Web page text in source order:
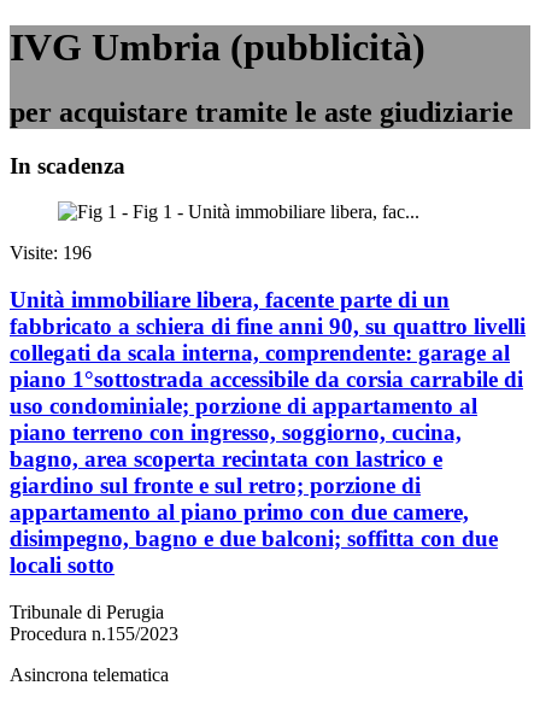
IVG Umbria (pubblicità)
per acquistare tramite le aste giudiziarie
In scadenza
Visite: 196
Unità immobiliare libera, facente parte di un
fabbricato a schiera di fine anni 90, su quattro livelli
collegati da scala interna, comprendente: garage al
piano 1°sottostrada accessibile da corsia carrabile di
uso condominiale; porzione di appartamento al
piano terreno con ingresso, soggiorno, cucina,
bagno, area scoperta recintata con lastrico e
giardino sul fronte e sul retro; porzione di
appartamento al piano primo con due camere,
disimpegno, bagno e due balconi; soffitta con due
locali sotto
Tribunale di Perugia
Procedura n.155/2023
Asincrona telematica